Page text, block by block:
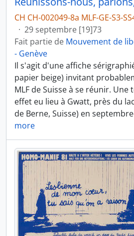
CH CH-002049-8a MLF-GE-S3-
· 29 septembre [19]73
Fait partie de Mouvement de
- Genève
Il s'agit d'une affiche
papier beige) invitant
MLF de Suisse à se réunir.
effet eu lieu à Gwatt, près du
de Berne, Suisse) en
more